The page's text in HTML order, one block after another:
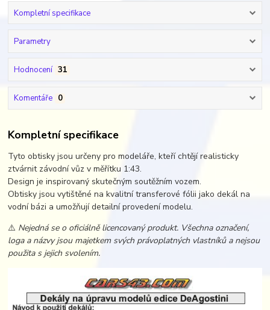
Kompletní specifikace
Parametry
Hodnocení 31
Komentáře 0
Kompletní specifikace
Tyto obtisky jsou určeny pro modeláře, kteří chtějí realisticky
ztvárnit závodní vůz v měřítku 1:43.
Design je inspirovaný skutečným soutěžním vozem.
Obtisky jsou vytištěné na kvalitní transferové fólii jako dekál na
vodní bázi a umožňují detailní provedení modelu.
⚠️ Nejedná se o oficiálně licencovaný produkt. Všechna označení,
loga a názvy jsou majetkem svých právoplatných vlastníků a nejsou
použita s jejich svolením.